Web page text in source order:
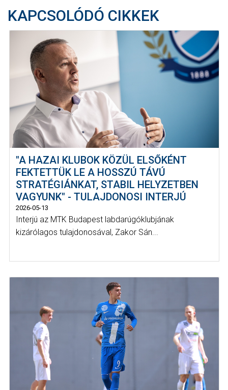
KAPCSOLÓDÓ CIKKEK
"A HAZAI KLUBOK KÖZÜL ELSŐKÉNT
FEKTETTÜK LE A HOSSZÚ TÁVÚ
STRATÉGIÁNKAT, STABIL HELYZETBEN
VAGYUNK" - TULAJDONOSI INTERJÚ
2026-05-13
Interjú az MTK Budapest labdarúgóklubjának
kizárólagos tulajdonosával, Zakor Sán...